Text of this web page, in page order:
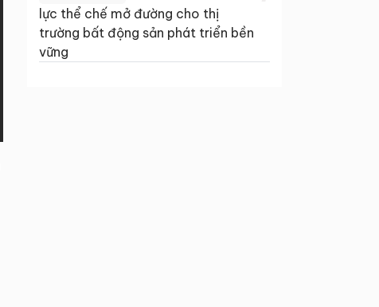
lực thể chế mở đường cho thị
trường bất động sản phát triển bền
vững